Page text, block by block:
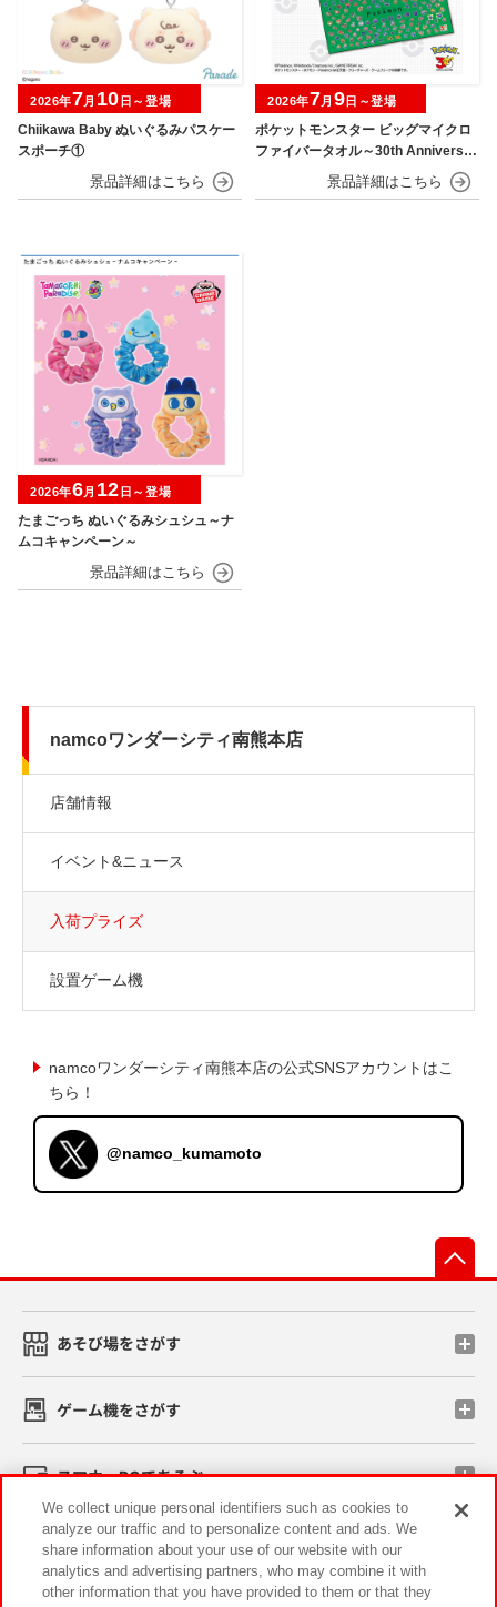
Chiikawa Baby ぬいぐるみパスケー
スポーチ①
2026年7月 10 日～登場
ポケットモンスター ビッグマイクロ
ファイバータオル～30th Anniversar
2026年7月 9日～登場
たまごっち ぬいぐるみシュシュ～ナ
ムコキャンペーン～
2026年6月 12 日～登場
namcoワンダーシティ南熊本店
店舗情報
イベント&ニュース
入荷プライズ
設置ゲーム機
namcoワンダーシティ南熊本店の公式SNSアカウントはこ
ちら！
@namco_kumamoto
あそび場をさがす
ゲーム機をさがす
スマホ・PCであそぶ
イベント・キャンペーン
We collect unique personal identifiers such as cookies to
analyze our traffic and to personalize content and ads. We
share information about your use of our website with our
analytics and advertising partners, who may combine it with
other information that you have provided to them or that they